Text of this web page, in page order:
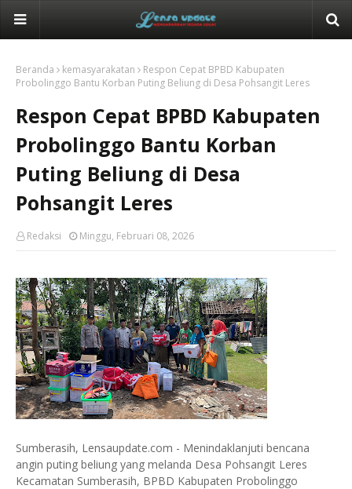
Beranda kemasyarakatan
Respon Cepat BPBD Kabupaten
Probolinggo Bantu Korban Puting Beliung di Desa Pohsangit Leres
Respon Cepat BPBD Kabupaten
Probolinggo Bantu Korban
Puting Beliung di Desa
Pohsangit Leres
Redaksi Minggu, Februari 08, 2026
Sumberasih, Lensaupdate.com - Menindaklanjuti bencana
angin puting beliung yang melanda Desa Pohsangit Leres
Kecamatan Sumberasih, BPBD Kabupaten Probolinggo